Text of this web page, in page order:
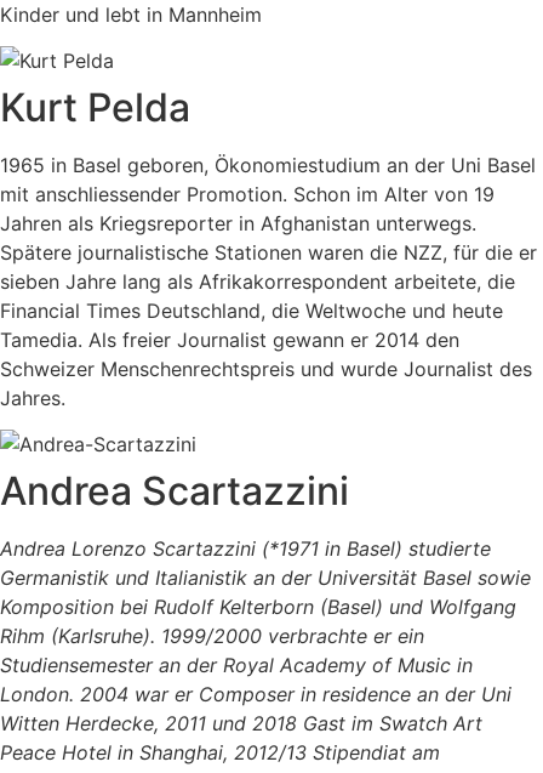
Kinder und lebt in Mannheim
Kurt Pelda
1965 in Basel geboren, Ökonomiestudium an der Uni Basel
mit anschliessender Promotion. Schon im Alter von 19
Jahren als Kriegsreporter in Afghanistan unterwegs.
Spätere journalistische Stationen waren die NZZ, für die er
sieben Jahre lang als Afrikakorrespondent arbeitete, die
Financial Times Deutschland, die Weltwoche und heute
Tamedia. Als freier Journalist gewann er 2014 den
Schweizer Menschenrechtspreis und wurde Journalist des
Jahres.
Andrea Scartazzini
Andrea Lorenzo Scartazzini (*1971 in Basel) studierte
Germanistik und Italianistik an der Universität Basel sowie
Komposition bei Rudolf Kelterborn (Basel) und Wolfgang
Rihm (Karlsruhe). 1999/2000 verbrachte er ein
Studiensemester an der Royal Academy of Music in
London. 2004 war er Composer in residence an der Uni
Witten Herdecke, 2011 und 2018 Gast im Swatch Art
Peace Hotel in Shanghai, 2012/13 Stipendiat am